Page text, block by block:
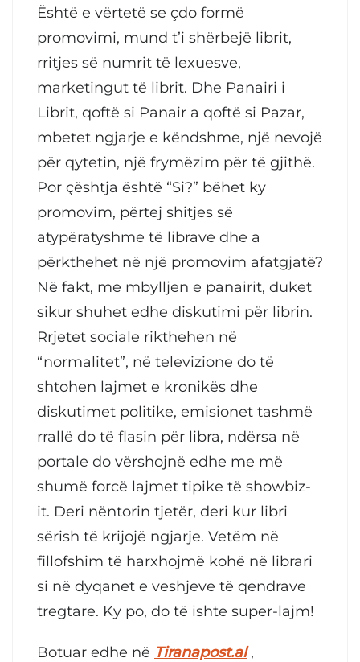
Është e vërtetë se çdo formë
promovimi, mund t’i shërbejë librit,
rritjes së numrit të lexuesve,
marketingut të librit. Dhe Panairi i
Librit, qoftë si Panair a qoftë si Pazar,
mbetet ngjarje e këndshme, një nevojë
për qytetin, një frymëzim për të gjithë.
Por çështja është “Si?” bëhet ky
promovim, përtej shitjes së
atypëratyshme të librave dhe a
përkthehet në një promovim afatgjatë?
Në fakt, me mbylljen e panairit, duket
sikur shuhet edhe diskutimi për librin.
Rrjetet sociale rikthehen në
“normalitet”, në televizione do të
shtohen lajmet e kronikës dhe
diskutimet politike, emisionet tashmë
rrallë do të flasin për libra, ndërsa në
portale do vërshojnë edhe me më
shumë forcë lajmet tipike të showbiz-
it. Deri nëntorin tjetër, deri kur libri
sërish të krijojë ngjarje. Vetëm në
fillofshim të harxhojmë kohë në librari
si në dyqanet e veshjeve të qendrave
tregtare. Ky po, do të ishte super-lajm!
Botuar edhe në Tiranapost.al,